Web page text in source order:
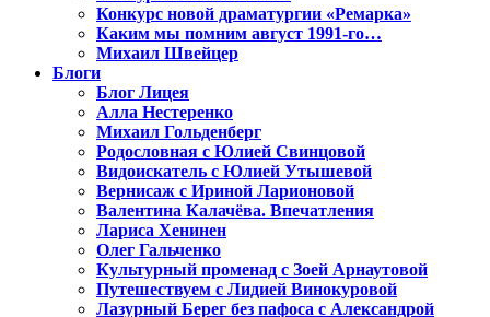
Конкурс новой драматургии «Ремарка»
Каким мы помним август 1991-го…
Михаил Швейцер
Блоги
Блог Лицея
Алла Нестеренко
Михаил Гольденберг
Родословная с Юлией Свинцовой
Видоискатель с Юлией Утышевой
Вернисаж с Ириной Ларионовой
Валентина Калачёва. Впечатления
Лариса Хенинен
Олег Гальченко
Культурный променад с Зоей Арнаутовой
Путешествуем с Лидией Винокуровой
Лазурный Берег без пафоса с Александрой